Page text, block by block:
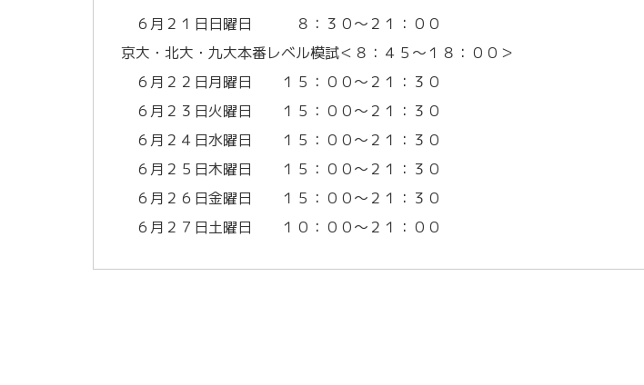
６月２１日日曜日 ８：３０～２１：００
京大・北大・九大本番レベル模試＜８：４５～１８：００＞
６月２２日月曜日 １５：００～２１：３０
６月２３日火曜日 １５：００～２１：３０
６月２４日水曜日 １５：００～２１：３０
６月２５日木曜日 １５：００～２１：３０
６月２６日金曜日 １５：００～２１：３０
６月２７日土曜日 １０：００～２１：００